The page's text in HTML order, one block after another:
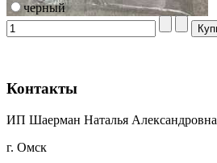
черный
Контакты
ИП Шаерман Наталья Александровна
г. Омск